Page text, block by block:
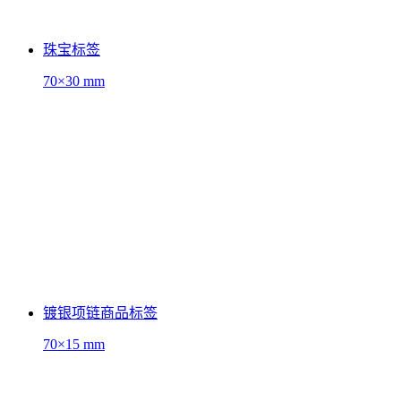
珠宝标签
70×30 mm
镀银项链商品标签
70×15 mm